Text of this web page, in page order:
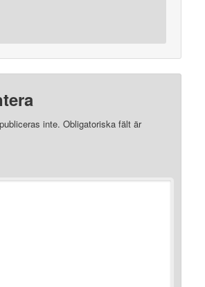
inte. Obligatoriska fält är